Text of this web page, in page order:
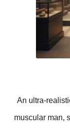
An ultra-
muscular man,